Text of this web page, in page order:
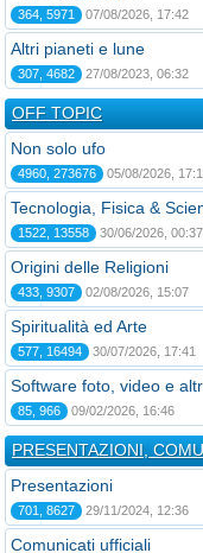
364, 5971 07/08/2026, 17:42
Altri pianeti e lune
307, 4682 27/08/2023, 06:32
OFF TOPIC
Non solo ufo
4960, 273676 05/08/2026,
Tecnologia, Fisica &
1522, 13558 30/06/2026, 00:37
Origini delle Religioni
433, 9307 02/08/2026, 15:07
Spiritualità ed Arte
577, 16494 30/07/2026, 17:41
Software foto, video e
85, 966 09/02/2026, 16:46
PRESENTAZIONI,
Presentazioni
701, 8627 29/11/2024, 12:36
Comunicati ufficiali